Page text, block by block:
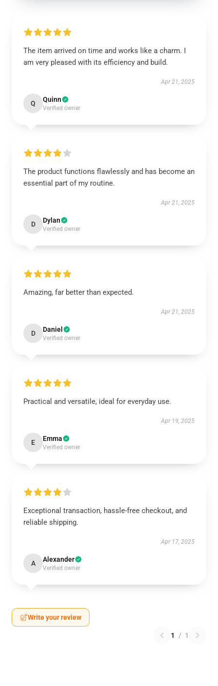
The item arrived on time and works like a charm. I
am very pleased with its efficiency and build.
Apr 21, 2025
Q Quinn
Verified owner
The product functions flawlessly and has become an
essential part of my routine.
Apr 21, 2025
D Dylan
Verified owner
Amazing, far better than expected.
Apr 21, 2025
D Daniel
Verified owner
Practical and versatile, ideal for everyday use.
Apr 19, 2025
E Emma
Verified owner
Exceptional transaction, hassle-free checkout, and
reliable shipping.
Apr 17, 2025
A Alexander
Verified owner
Write your review
1 / 1